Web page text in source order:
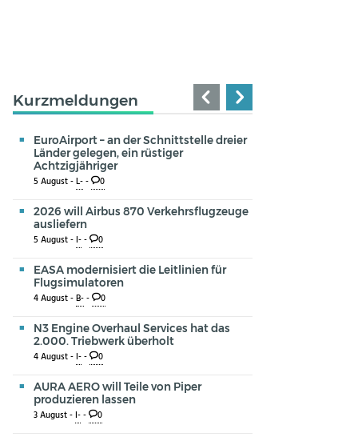
Kurzmeldungen
EuroAirport – an der Schnittstelle dreier
Länder gelegen, ein rüstiger
Achtzigjähriger
5 August -L-- 0
2026 will Airbus 870 Verkehrsflugzeuge
ausliefern
5 August -I-- 0
EASA modernisiert die Leitlinien für
Flugsimulatoren
4 August -B-- 0
N3 Engine Overhaul Services hat das
2.000. Triebwerk überholt
4 August -I-- 0
AURA AERO will Teile von Piper
produzieren lassen
3 August -I-- 0